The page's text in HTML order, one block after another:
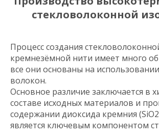
стекловолоконной
Процесс создания
кремнезёмной нити имеет много
все они основаны на
волокон.
Основное различие заключается в
составе исходных материалов и
содержании диоксида кремния
является ключевым компонентом